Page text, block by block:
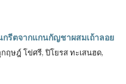
รีตจากแกนกัญชาผสมเถ้าลอย
ษฎ์ โข่ศรี, ปิโยรส ทะเสนฮด,